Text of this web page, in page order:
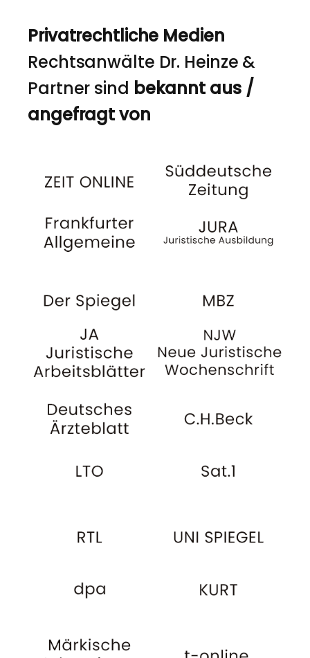
Privatrechtliche Medien
Rechtsanwälte Dr. Heinze &
Partner sind bekannt aus /
angefragt von